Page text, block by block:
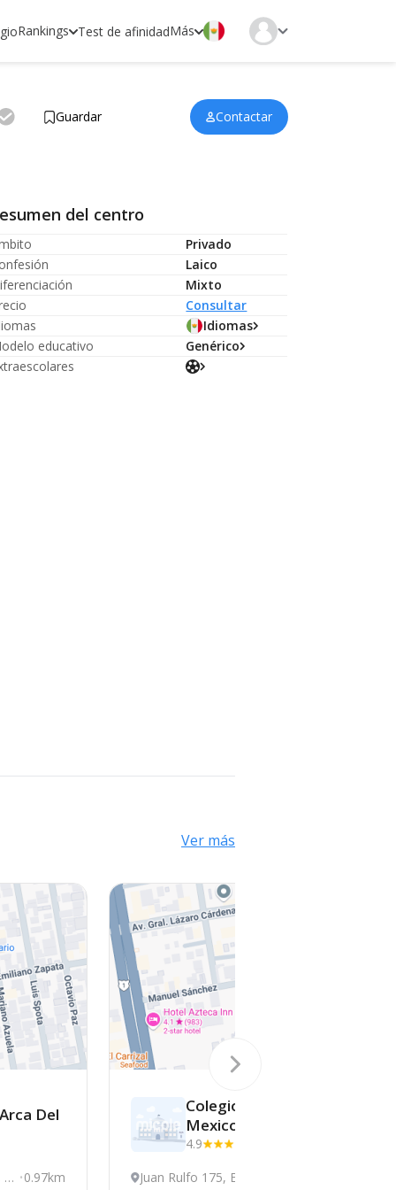
Rankings Test de afinidadMás
Guardar
Contactar
del centro
Privado
Laico
Mixto
Consultar
Idiomas
educativo
Genérico
Ver más
Del
0.97km
Colegio
Mexico
4.9
Juan Rulfo 175, Ensen